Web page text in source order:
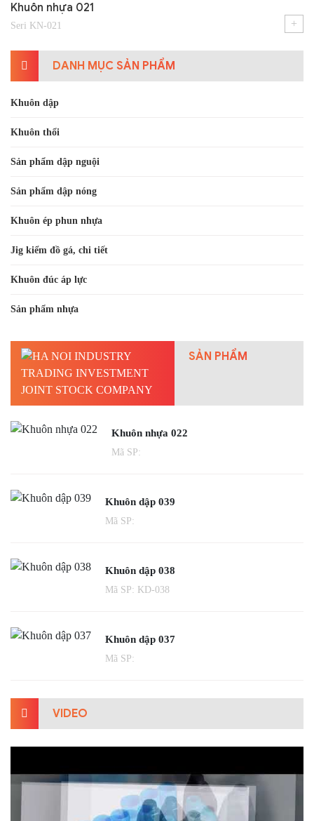
DANH MỤC SẢN PHẨM
Khuôn dập
Khuôn thổi
Sản phẩm dập nguội
Sản phẩm dập nóng
Khuôn ép phun nhựa
Jig kiểm đồ gá, chi tiết
Khuôn đúc áp lực
Sản phẩm nhựa
SẢN PHẨM
Khuôn nhựa 022
Mã SP:
Khuôn dập 039
Mã SP:
Khuôn dập 038
Mã SP: KD-038
Khuôn dập 037
Mã SP:
VIDEO
Khuôn nhựa 021
Seri KN-021 +